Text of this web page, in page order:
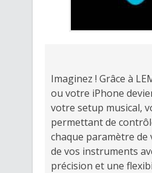
Imaginez ! Grâce à
ou votre iPhone
votre setup musical,
permettant de
chaque paramètre de
de vos instruments
précision et une